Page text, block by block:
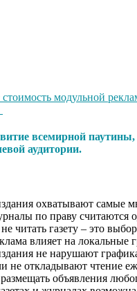
модульной
всемирной
аудитории.
охватывают самые
по праву считаются
читать газету – это
влияет на
не нарушают
не откладывают чтение
объявления